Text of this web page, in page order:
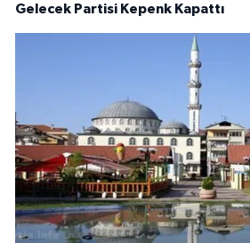
Gelecek Partisi Kepenk Kapattı